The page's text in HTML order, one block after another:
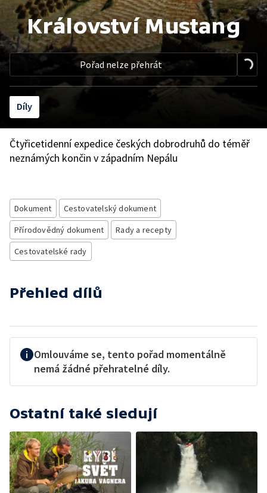
Království Mustang
Pořad nelze přehrát
Díly
Čtyřicetidenní expedice českých dobrodruhů do téměř
neznámých končin v západním Nepálu
Dokument
Cestovatelský dokument
Přírodovědný dokument
Rady a recepty
Cestovatelské rady
Přehled dílů
Omlouváme se, tento pořad momentálně
nemá žádné přehratelné díly.
Ostatní také sledují